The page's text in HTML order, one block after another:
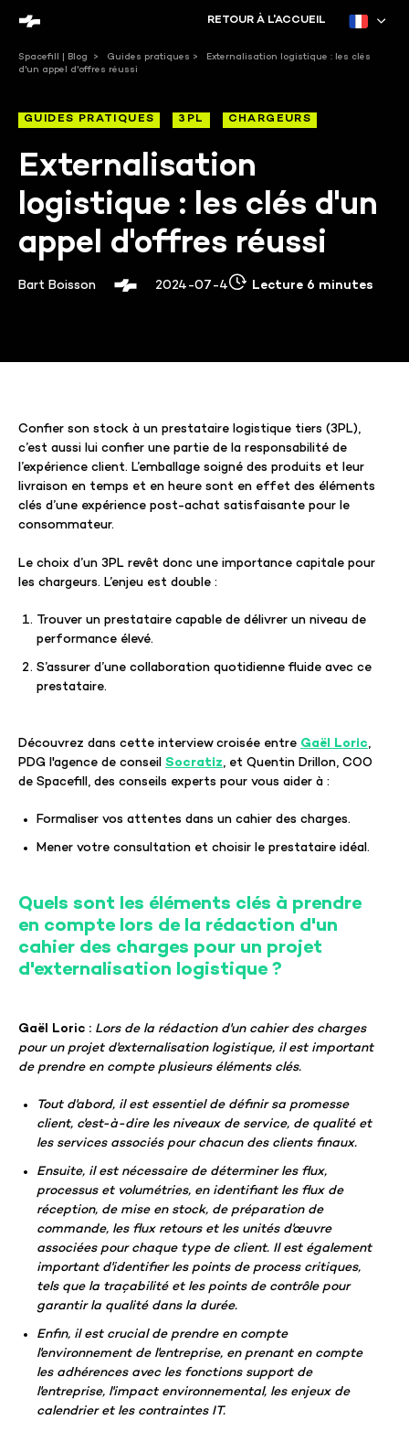
RETOUR À L'ACCUEIL
Spacefill | Blog > Guides pratiques >
Externalisation logistique : les clés
d'un appel d'offres réussi
GUIDES PRATIQUES 3PL CHARGEURS
Externalisation
logistique : les clés d'un
appel d'offres réussi
Bart Boisson 2024-07-4 Lecture 6 minutes
Confier son stock à un prestataire logistique tiers (3PL),
c’est aussi lui confier une partie de la responsabilité de
l’expérience client. L’emballage soigné des produits et leur
livraison en temps et en heure sont en effet des éléments
clés d’une expérience post-achat satisfaisante pour le
consommateur.
Le choix d’un 3PL revêt donc une importance capitale pour
les chargeurs. L’enjeu est double :
Trouver un prestataire capable de délivrer un niveau de
performance élevé.
S’assurer d’une collaboration quotidienne fluide avec ce
prestataire.
Découvrez dans cette interview croisée entre Gaël Loric,
PDG l'agence de conseil Socratiz, et Quentin Drillon, COO
de Spacefill, des conseils experts pour vous aider à :
Formaliser vos attentes dans un cahier des charges.
Mener votre consultation et choisir le prestataire idéal.
Quels sont les éléments clés à prendre
en compte lors de la rédaction d'un
cahier des charges pour un projet
d'externalisation logistique ?
Gaël Loric : Lors de la rédaction d'un cahier des charges
pour un projet d'externalisation logistique, il est important
de prendre en compte plusieurs éléments clés.
Tout d'abord, il est essentiel de définir sa promesse
client, c'est-à-dire les niveaux de service, de qualité et
les services associés pour chacun des clients finaux.
Ensuite, il est nécessaire de déterminer les flux,
processus et volumétries, en identifiant les flux de
réception, de mise en stock, de préparation de
commande, les flux retours et les unités d'œuvre
associées pour chaque type de client. Il est également
important d'identifier les points de process critiques,
tels que la traçabilité et les points de contrôle pour
garantir la qualité dans la durée.
Enfin, il est crucial de prendre en compte
l'environnement de l'entreprise, en prenant en compte
les adhérences avec les fonctions support de
l'entreprise, l'impact environnemental, les enjeux de
calendrier et les contraintes IT.